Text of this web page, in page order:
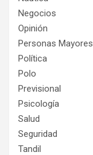
Negocios
Opinión
Personas Mayores
Política
Polo
Previsional
Psicología
Salud
Seguridad
Tandil